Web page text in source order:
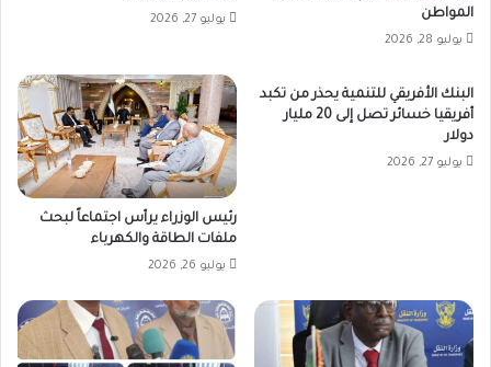
المواطن
يوليو 28, 2026
يوليو 27, 2026
البنك الأفريقي للتنمية يحذر من تكبد
أفريقيا خسائر تصل إلى 20 مليار
دولار
يوليو 27, 2026
رئيس الوزراء يرأس اجتماعاً لبحث
ملفات الطاقة والكهرباء
يوليو 26, 2026